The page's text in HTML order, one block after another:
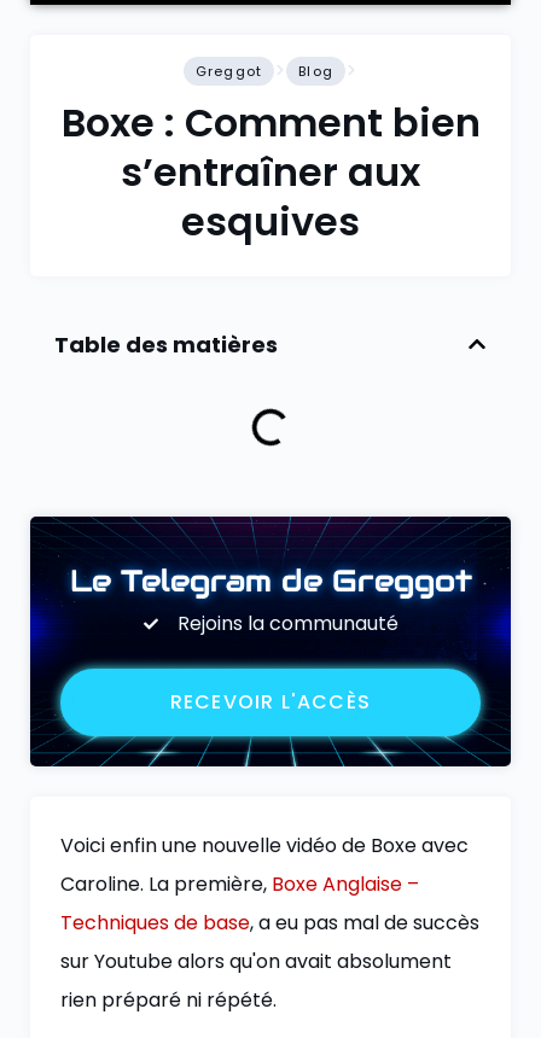
Greggot Blog
Boxe : Comment bien
s’entraîner aux
esquives
Voici enfin une nouvelle vidéo de Boxe avec
Caroline. La première, Boxe Anglaise –
Techniques de base, a eu pas mal de succès
sur Youtube alors qu'on avait absolument
rien préparé ni répété.
Table des matières
Le Telegram de Greggot
Rejoins la communauté
RECEVOIR L'ACCÈS